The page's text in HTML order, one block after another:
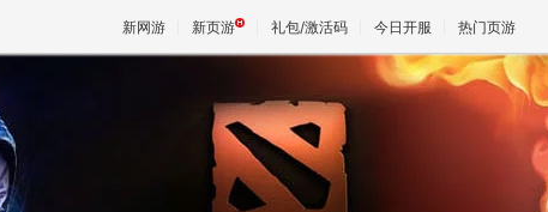
新网游 新页游 礼包/激活码 今日开服 热门页游